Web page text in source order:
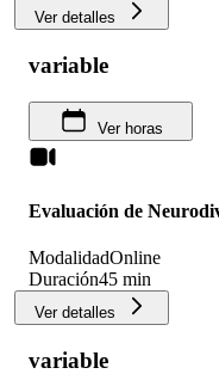
Ver detalles
variable
Ver horas
Evaluación de
ModalidadOnline
Duración45 min
Ver detalles
variable